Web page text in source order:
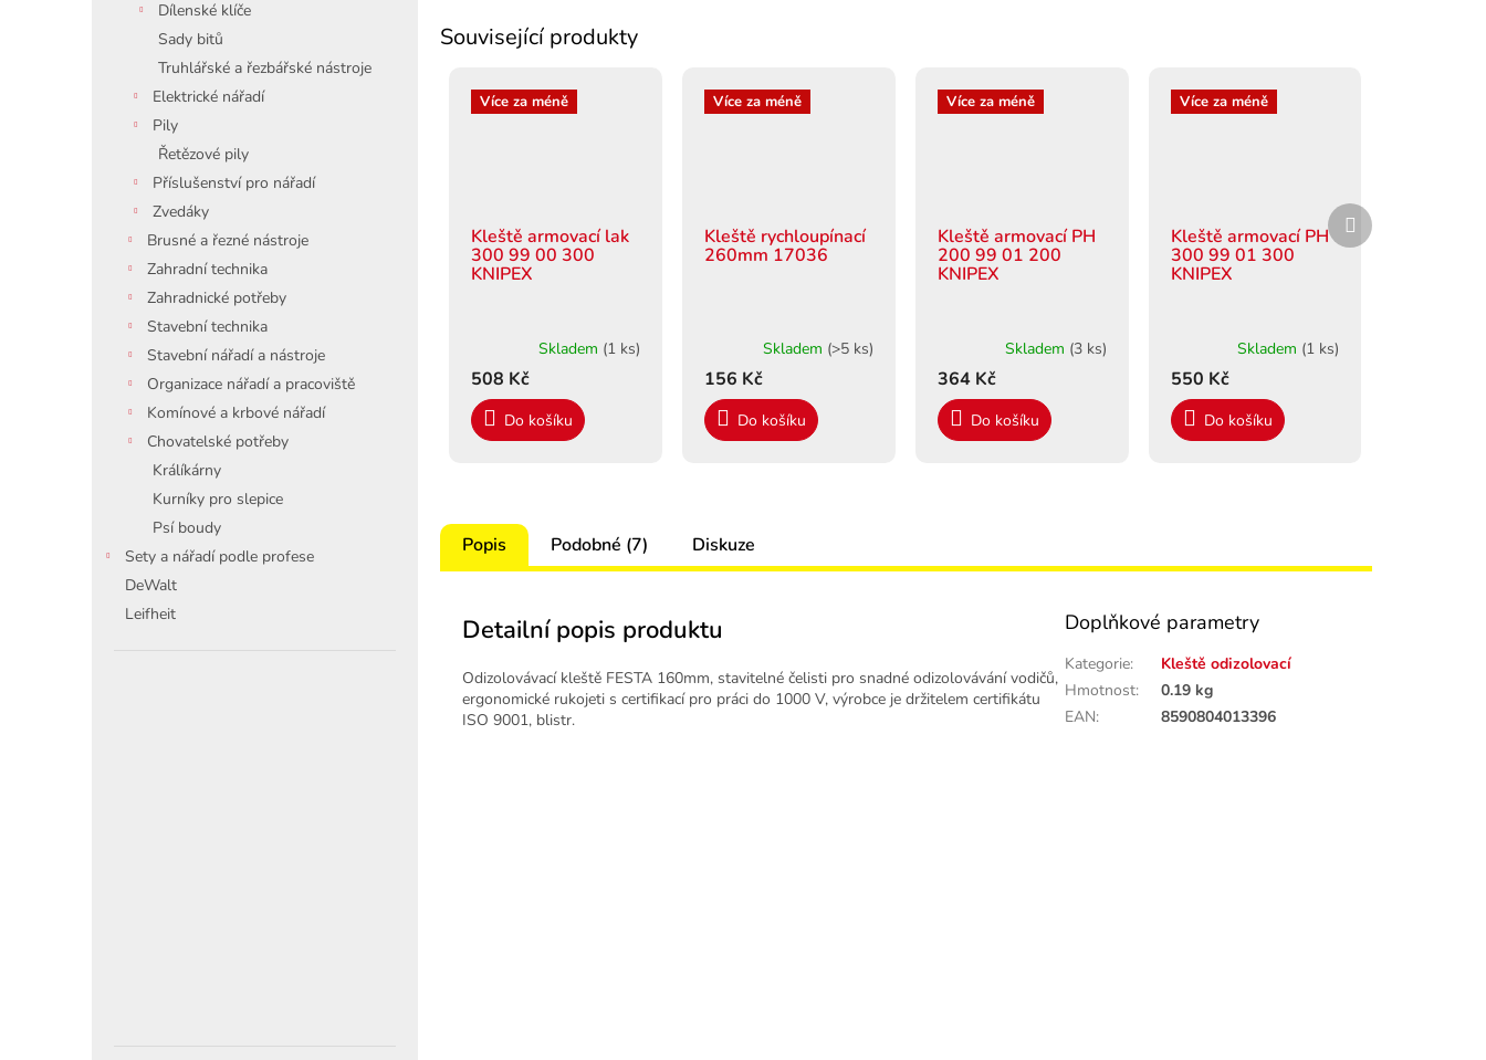
Dílenské klíče
Sady bitů
Truhlářské a řezbářské nástroje
Elektrické nářadí
Pily
Řetězové pily
Příslušenství pro nářadí
Zvedáky
Brusné a řezné nástroje
Zahradní technika
Zahradnické potřeby
Stavební technika
Stavební nářadí a nástroje
Organizace nářadí a pracoviště
Komínové a krbové nářadí
Chovatelské potřeby
Králíkárny
Kurníky pro slepice
Psí boudy
Sety a nářadí podle profese
DeWalt
Leifheit
Související produkty
Více za méně
Kleště armovací lak
300 99 00 300
KNIPEX
Skladem (1 ks)
508 Kč
Do košíku
Více za méně
Kleště rychloupínací
260mm 17036
Skladem (>5 ks)
156 Kč
Do košíku
Více za méně
Kleště armovací PH
200 99 01 200
KNIPEX
Skladem (3 ks)
364 Kč
Do košíku
Více za méně
Kleště armovací PH
300 99 01 300
KNIPEX
Skladem (1 ks)
550 Kč
Do košíku
Další
produkt
Popis Podobné (7) Diskuze
Detailní popis produktu
Odizolovávací kleště FESTA 160mm, stavitelné čelisti pro snadné odizolovávání vodičů,
ergonomické rukojeti s certifikací pro práci do 1000 V, výrobce je držitelem certifikátu
ISO 9001, blistr.
Doplňkové parametry
Kategorie:
Kleště odizolovací
Hmotnost:
0.19 kg
EAN: 8590804013396